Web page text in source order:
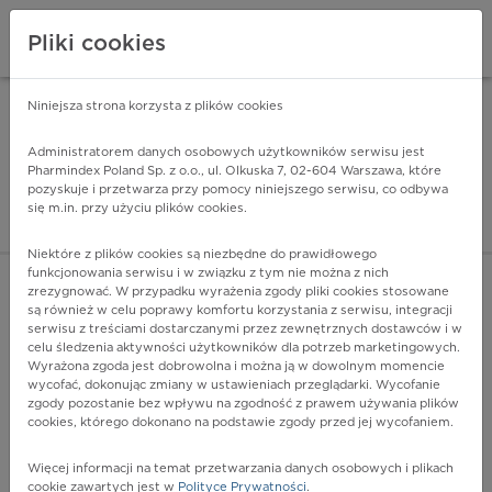
Pharmindex - lider
ZALOGUJ SIĘ
S85.9 - Uraz nieokreślonego naczynia krwionośnego na
poziomie podudzia
Więcej na lekiicd10.pl
Pliki cookies
Niniejsza strona korzysta z plików cookies
Administratorem danych osobowych użytkowników serwisu jest
Pharmindex Poland Sp. z o.o., ul. Olkuska 7, 02-604 Warszawa, które
pozyskuje i przetwarza przy pomocy niniejszego serwisu, co odbywa
się m.in. przy użyciu plików cookies.
Niektóre z plików cookies są niezbędne do prawidłowego
funkcjonowania serwisu i w związku z tym nie można z nich
zrezygnować. W przypadku wyrażenia zgody pliki cookies stosowane
są również w celu poprawy komfortu korzystania z serwisu, integracji
serwisu z treściami dostarczanymi przez zewnętrznych dostawców i w
celu śledzenia aktywności użytkowników dla potrzeb marketingowych.
Wyrażona zgoda jest dobrowolna i można ją w dowolnym momencie
wycofać, dokonując zmiany w ustawieniach przeglądarki. Wycofanie
zgody pozostanie bez wpływu na zgodność z prawem używania plików
cookies, którego dokonano na podstawie zgody przed jej wycofaniem.
Więcej informacji na temat przetwarzania danych osobowych i plikach
cookie zawartych jest w Polityce Prywatności.
ZA DARMO - w Google Play INSTALUJ